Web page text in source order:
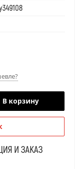
В корзину
И ЗАКАЗ